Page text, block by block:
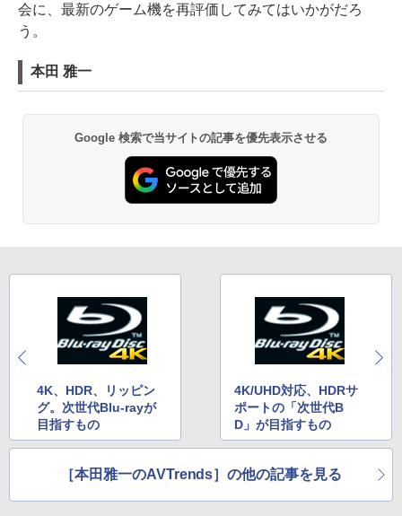
会に、最新のゲーム機を再評価してみてはいかがだろ
う。
本田 雅一
Google 検索で当サイトの記事を優先表示させる
4K、HDR、リッピン
グ。次世代Blu-rayが
目指すもの
4K/UHD対応、HDRサ
ポートの「次世代B
D」が目指すもの
［本田雅一のAVTrends］の他の記事を見る